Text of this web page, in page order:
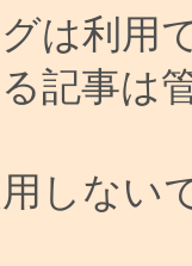
は利用
記事は
しない